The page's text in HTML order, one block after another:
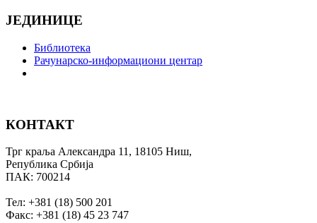
ЈЕДИНИЦЕ
Библиотека
Рачунарско-информациони центар
КОНТАКТ
Трг краља Александра 11, 18105 Ниш,
Република Србија
ПАК: 700214
Тел: +381 (18) 500 201
Факс: +381 (18) 45 23 747